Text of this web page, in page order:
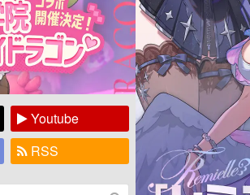
Youtube
RSS